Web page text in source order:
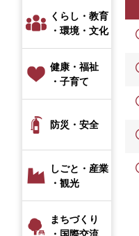
くらし・教育
・環境・文化
健康・福祉
・子育て
防災・安全
しごと・産業
・観光
まちづくり